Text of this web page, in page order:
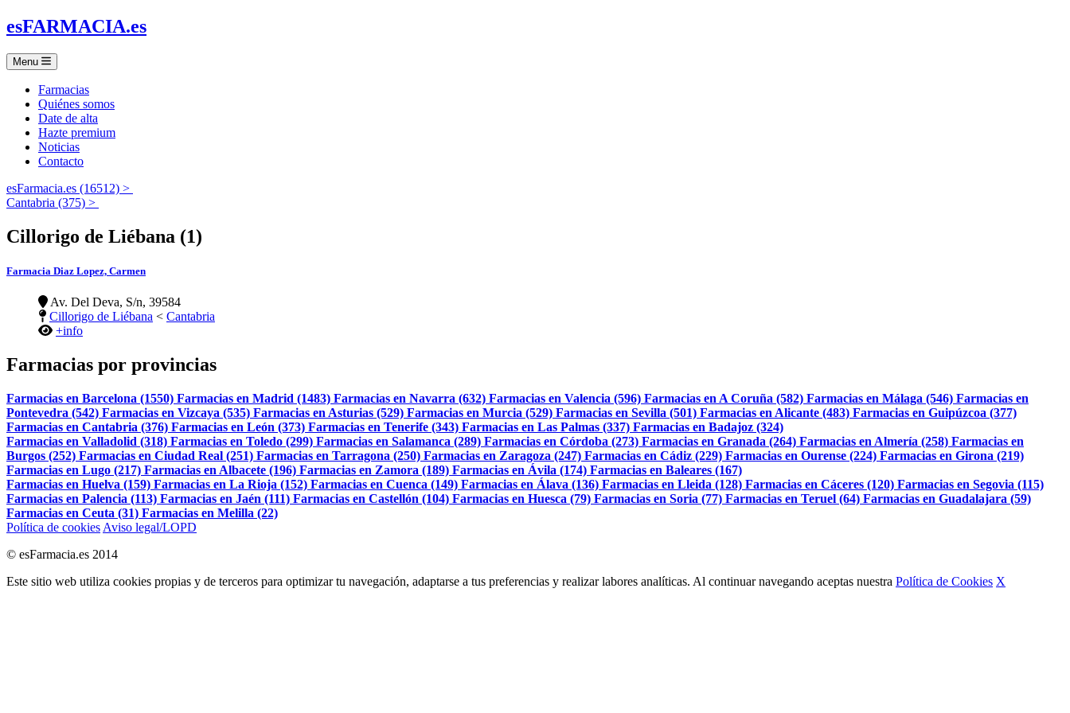
esFARMACIA.es
Menu
Farmacias
Quiénes somos
Date de alta
Hazte premium
Noticias
Contacto
esFarmacia.es (16512) >
Cantabria (375) >
Cillorigo de Liébana (1)
Farmacia Diaz Lopez, Carmen
Av. Del Deva, S/n, 39584
Cillorigo de Liébana < Cantabria
+info
Farmacias por provincias
Farmacias en Barcelona (1550) Farmacias en Madrid (1483) Farmacias en Navarra (632) Farmacias en Valencia (596) Farmacias en A Coruña (582) Farmacias en Málaga (546) Farmacias en
Pontevedra (542) Farmacias en Vizcaya (535) Farmacias en Asturias (529) Farmacias en Murcia (529) Farmacias en Sevilla (501) Farmacias en Alicante (483) Farmacias en Guipúzcoa (377)
Farmacias en Cantabria (376) Farmacias en León (373) Farmacias en Tenerife (343) Farmacias en Las Palmas (337) Farmacias en Badajoz (324)
Farmacias en Valladolid (318) Farmacias en Toledo (299) Farmacias en Salamanca (289) Farmacias en Córdoba (273) Farmacias en Granada (264) Farmacias en Almería (258) Farmacias en
Burgos (252) Farmacias en Ciudad Real (251) Farmacias en Tarragona (250) Farmacias en Zaragoza (247) Farmacias en Cádiz (229) Farmacias en Ourense (224) Farmacias en Girona (219)
Farmacias en Lugo (217) Farmacias en Albacete (196) Farmacias en Zamora (189) Farmacias en Ávila (174) Farmacias en Baleares (167)
Farmacias en Huelva (159) Farmacias en La Rioja (152) Farmacias en Cuenca (149) Farmacias en Álava (136) Farmacias en Lleida (128) Farmacias en Cáceres (120) Farmacias en Segovia (115)
Farmacias en Palencia (113) Farmacias en Jaén (111) Farmacias en Castellón (104) Farmacias en Huesca (79) Farmacias en Soria (77) Farmacias en Teruel (64) Farmacias en Guadalajara (59)
Farmacias en Ceuta (31) Farmacias en Melilla (22)
Política de cookies Aviso legal/LOPD
© esFarmacia.es 2014
Este sitio web utiliza cookies propias y de terceros para optimizar tu navegación, adaptarse a tus preferencias y realizar labores analíticas. Al continuar navegando aceptas nuestra Política de Cookies X